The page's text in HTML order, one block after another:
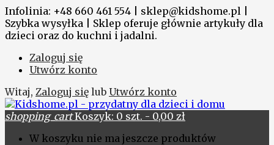
Infolinia: +48 660 461 554 | sklep@kidshome.pl |
Szybka wysyłka | Sklep oferuje głównie artykuły dla
dzieci oraz do kuchni i jadalni.
Zaloguj się
Utwórz konto
Witaj, Zaloguj się lub Utwórz konto
shopping_cart Koszyk: 0 szt. - 0,00 zł
W koszyku nie ma jeszcze produktów